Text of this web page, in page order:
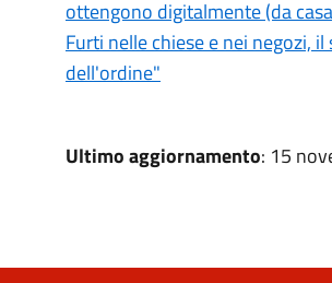
ottengono digitalmente (da
Furti nelle chiese e nei negozi,
dell'ordine"
Ultimo aggiornamento: 15